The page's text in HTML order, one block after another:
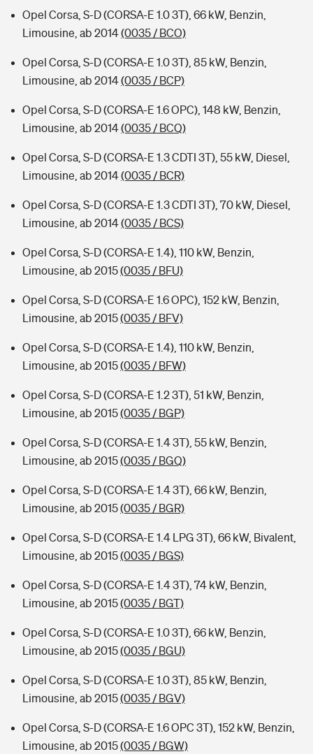
Opel Corsa, S-D (CORSA-E 1.0 3T), 66 kW, Benzin,
Limousine, ab 2014(0035 / BCO)
Opel Corsa, S-D (CORSA-E 1.0 3T), 85 kW, Benzin,
Limousine, ab 2014(0035 / BCP)
Opel Corsa, S-D (CORSA-E 1.6 OPC), 148 kW, Benzin,
Limousine, ab 2014(0035 / BCQ)
Opel Corsa, S-D (CORSA-E 1.3 CDTI 3T), 55 kW, Diesel,
Limousine, ab 2014(0035 / BCR)
Opel Corsa, S-D (CORSA-E 1.3 CDTI 3T), 70 kW, Diesel,
Limousine, ab 2014(0035 / BCS)
Opel Corsa, S-D (CORSA-E 1.4), 110 kW, Benzin,
Limousine, ab 2015(0035 / BFU)
Opel Corsa, S-D (CORSA-E 1.6 OPC), 152 kW, Benzin,
Limousine, ab 2015(0035 / BFV)
Opel Corsa, S-D (CORSA-E 1.4), 110 kW, Benzin,
Limousine, ab 2015(0035 / BFW)
Opel Corsa, S-D (CORSA-E 1.2 3T), 51 kW, Benzin,
Limousine, ab 2015(0035 / BGP)
Opel Corsa, S-D (CORSA-E 1.4 3T), 55 kW, Benzin,
Limousine, ab 2015(0035 / BGQ)
Opel Corsa, S-D (CORSA-E 1.4 3T), 66 kW, Benzin,
Limousine, ab 2015(0035 / BGR)
Opel Corsa, S-D (CORSA-E 1.4 LPG 3T), 66 kW, Bivalent,
Limousine, ab 2015(0035 / BGS)
Opel Corsa, S-D (CORSA-E 1.4 3T), 74 kW, Benzin,
Limousine, ab 2015(0035 / BGT)
Opel Corsa, S-D (CORSA-E 1.0 3T), 66 kW, Benzin,
Limousine, ab 2015(0035 / BGU)
Opel Corsa, S-D (CORSA-E 1.0 3T), 85 kW, Benzin,
Limousine, ab 2015(0035 / BGV)
Opel Corsa, S-D (CORSA-E 1.6 OPC 3T), 152 kW, Benzin,
Limousine, ab 2015(0035 / BGW)